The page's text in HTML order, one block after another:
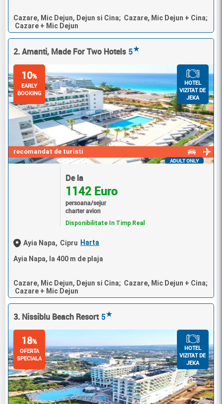
Cazare, Mic Dejun, Dejun si Cina; Cazare, Mic Dejun + Cina;
Cazare + Mic Dejun
2. Amanti, Made For Two Hotels 5★
recomandat de turisti
10%
EARLY
BOOKING
HOTEL
VIZITAT DE
JEKA
ADULT ONLY
De la
1142 Euro
persoana/sejur
charter avion
Disponibilitate In Timp Real
Ayia Napa, Cipru Harta
Ayia Napa, la 400 m de plaja
Cazare, Mic Dejun, Dejun si Cina; Cazare, Mic Dejun + Cina;
Cazare + Mic Dejun
3. Nissiblu Beach Resort 5★
18%
OFERTA
SPECIALA
HOTEL
VIZITAT DE
JEKA